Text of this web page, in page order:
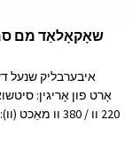
שאָקאָלאַד מם
איבערבליק שנעל